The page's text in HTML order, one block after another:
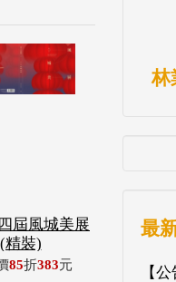
屆風城美展
(精裝)
85折383元
林
最
【